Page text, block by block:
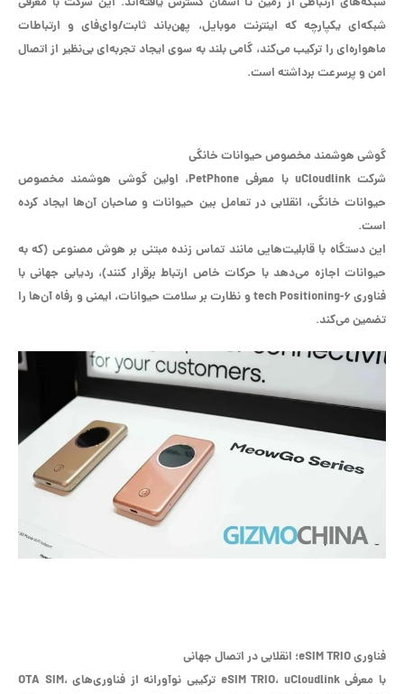
شبکه‌ای یکپارچه که اینترنت موبایل، پهن‌باند ثابت/وای‌فای و ارتباطات
ماهواره‌ای را ترکیب می‌کند، گامی بلند به سوی ایجاد تجربه‌ای بی‌نظیر از اتصال
امن و پرسرعت برداشته است.
گوشی هوشمند مخصوص حیوانات خانگی
شرکت uCloudlink با معرفی PetPhone، اولین گوشی هوشمند مخصوص
حیوانات خانگی، انقلابی در تعامل بین حیوانات و صاحبان آن‌ها ایجاد کرده
است.
این دستگاه با قابلیت‌هایی مانند تماس زنده مبتنی بر هوش مصنوعی (که به
حیوانات اجازه می‌دهد با حرکات خاص ارتباط برقرار کنند)، ردیابی جهانی با
فناوری ۶-tech Positioning و نظارت بر سلامت حیوانات، ایمنی و رفاه آن‌ها را
تضمین می‌کند.
فناوری eSIM TRIO؛ انقلابی در اتصال جهانی
با معرفی eSIM TRIO، uCloudlink ترکیبی نوآورانه از فناوری‌های OTA SIM،